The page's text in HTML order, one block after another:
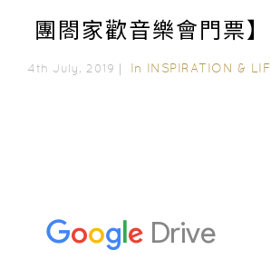
團閤家歡音樂會門票
4th July, 2019｜ In INSPIRATION &